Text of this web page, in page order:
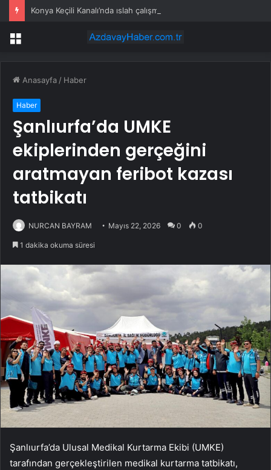
Konya Keçili Kanalı’nda ıslah çalışması sürüyor
Menü
Anasayfa / Haber
Haber
Şanlıurfa’da UMKE
ekiplerinden gerçeğini
aratmayan feribot kazası
tatbikatı
NURCAN BAYRAM Mayıs 22, 2026 0 0
1 dakika okuma süresi
Şanlıurfa’da Ulusal Medikal Kurtarma Ekibi (UMKE)
tarafından gerçekleştirilen medikal kurtarma tatbikatı,